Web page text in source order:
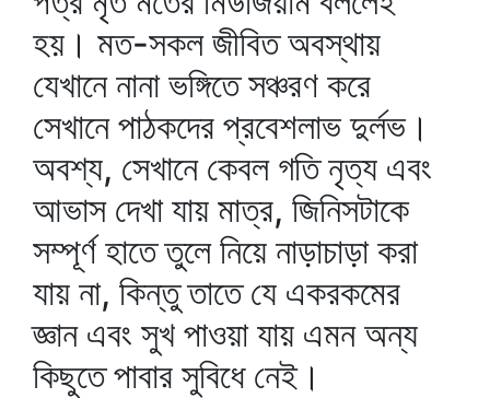
হয়। মত-সকল জীবিত অবস্থায়
যেখানে নানা ভঙ্গিতে সঞ্চরণ করে
সেখানে পাঠকদের প্রবেশলাভ দুর্লভ।
অবশ্য, সেখানে কেবল গতি নৃত্য এবং
আভাস দেখা যায় মাত্র, জিনিসটাকে
সম্পূর্ণ হাতে তুলে নিয়ে নাড়াচাড়া করা
যায় না, কিন্তু তাতে যে একরকমের
জ্ঞান এবং সুখ পাওয়া যায় এমন অন্য
কিছুতে পাবার সুবিধে নেই।